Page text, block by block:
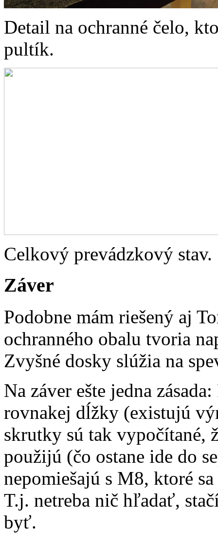
Detail na ochranné čelo,
pultík.
Celkový prevádzkový stav.
Záver
Podobne mám riešený aj
ochranného obalu tvoria
Zvyšné dosky slúžia na
Na záver ešte jedna
rovnakej dĺžky (existujú
skrutky sú tak vypočítané,
použijú (čo ostane ide do
nepomiešajú s M8, ktoré
T.j. netreba nič hľadať,
byť.